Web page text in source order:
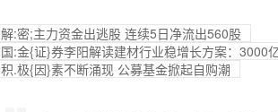
解:密;主力资金出逃股 连续5日净流出560股
国:金{证}券李阳解读建材行业稳增长方案：3000
积.极{因}素不断涌现 公募基金掀起自购潮